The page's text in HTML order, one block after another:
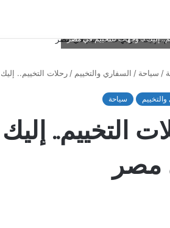
للتخييم في مصر
/ سياحة / السفاري والتخييم / رحلات التخييم.. إليك أشهر 5 وجهات
سياحة